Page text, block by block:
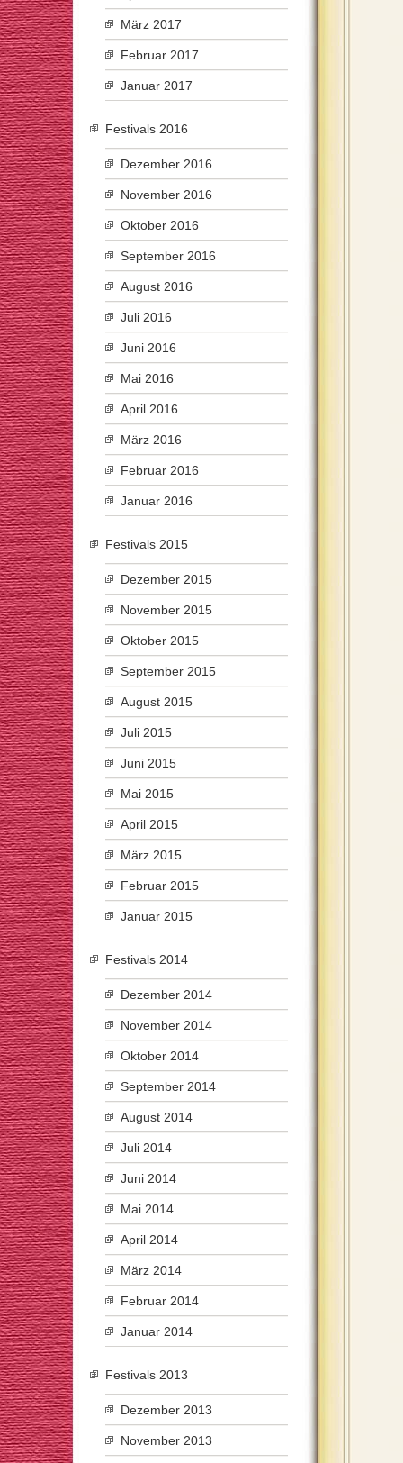
März 2017
Februar 2017
Januar 2017
Festivals 2016
Dezember 2016
November 2016
Oktober 2016
September 2016
August 2016
Juli 2016
Juni 2016
Mai 2016
April 2016
März 2016
Februar 2016
Januar 2016
Festivals 2015
Dezember 2015
November 2015
Oktober 2015
September 2015
August 2015
Juli 2015
Juni 2015
Mai 2015
April 2015
März 2015
Februar 2015
Januar 2015
Festivals 2014
Dezember 2014
November 2014
Oktober 2014
September 2014
August 2014
Juli 2014
Juni 2014
Mai 2014
April 2014
März 2014
Februar 2014
Januar 2014
Festivals 2013
Dezember 2013
November 2013